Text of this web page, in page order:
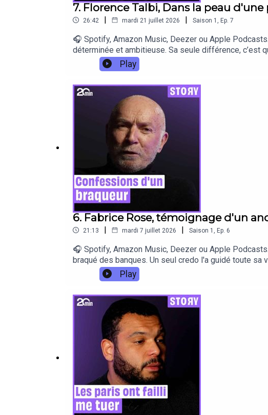
7. Florence Talbi, Dans la peau
26:42 | mardi 21 juillet 2026 | Saison 1 Ep. 7
🎧 Spotify, Amazon Music, Deezer ou Apple
déterminée et ambitieuse. Sa seule différence, c’est
très douloureuse pour ses parents. Florence a été
Play
6. Fabrice Rose, témoignage d'un
21:13 | mardi 7 juillet 2026 | Saison 1 Ep. 6
🎧 Spotify, Amazon Music, Deezer ou Apple
braqué des banques. Un seul credo l'a guidé toute sa
auteur, il revient au micro de Story sur son parcours
Play